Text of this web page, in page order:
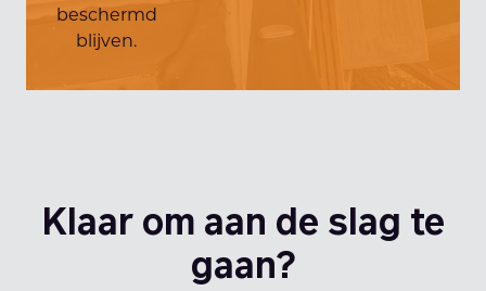
beschermd
blijven.
Klaar om aan de slag te
gaan?